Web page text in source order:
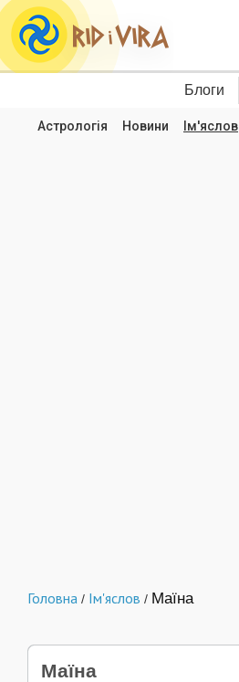
Блоги
Астрологія Новини Ім'яслов
Головна / Ім'яслов / Маїна
Маїна